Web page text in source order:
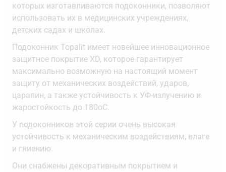
которых изготавливаются подоконники, позволяют
использовать их в медицинских учреждениях,
детских садах и школах.
Подоконник Topalit имеет новейшее инновационное
защитное покрытие ХD, которое гарантирует
максимально возможную на настоящий момент
защиту от механических воздействий, ударов,
царапин, а также устойчивость к УФ-излучению и
жаростойкость до 180оС.
У подоконников этой серии очень высокая
устойчивость к механическим воздействиям, влаге
и гниению.
Они снабжены декоративным покрытием и